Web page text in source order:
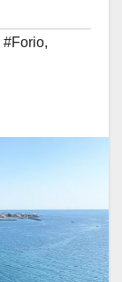
#Forio,